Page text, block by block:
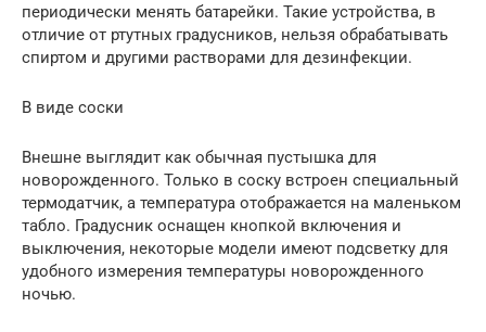
периодически менять батарейки. Такие устройства, в
отличие от ртутных градусников, нельзя обрабатывать
спиртом и другими растворами для дезинфекции.
В виде соски
Внешне выглядит как обычная пустышка для
новорожденного. Только в соску встроен специальный
термодатчик, а температура отображается на маленьком
табло. Градусник оснащен кнопкой включения и
выключения, некоторые модели имеют подсветку для
удобного измерения температуры новорожденного
ночью.